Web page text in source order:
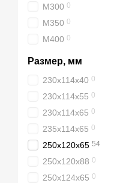
М300 0
М350 0
М400 0
Размер, мм
230х114х40 0
230х114х55 0
230х114х65 0
235х114х65 0
250х120х65 54
250х120х88 0
250х124х65 0